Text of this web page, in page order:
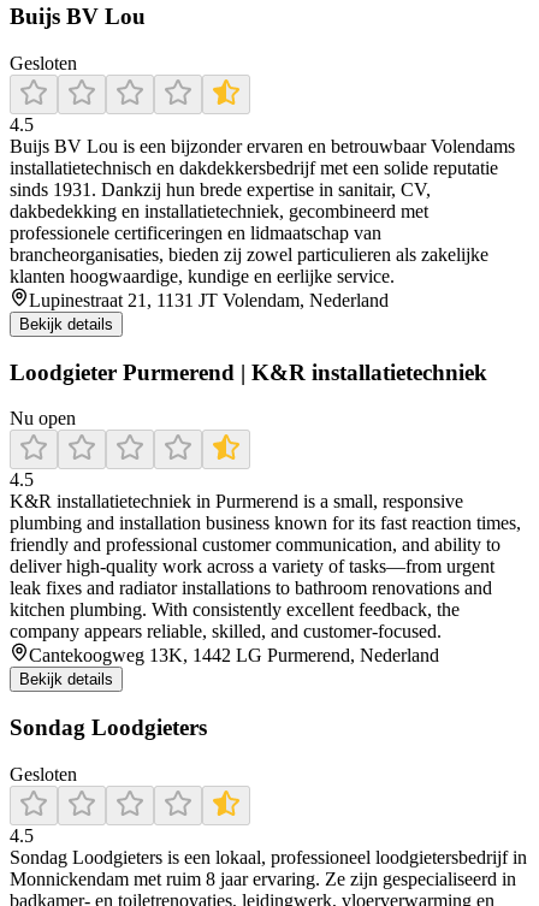
Buijs BV Lou
Gesloten
4.5
Buijs BV Lou is een bijzonder ervaren en betrouwbaar Volendams
installatietechnisch en dakdekkersbedrijf met een solide reputatie
sinds 1931. Dankzij hun brede expertise in sanitair, CV,
dakbedekking en installatietechniek, gecombineerd met
professionele certificeringen en lidmaatschap van
brancheorganisaties, bieden zij zowel particulieren als zakelijke
klanten hoogwaardige, kundige en eerlijke service.
Lupinestraat 21, 1131 JT Volendam, Nederland
Bekijk details
Loodgieter Purmerend | K&R installatietechniek
Nu open
4.5
K&R installatietechniek in Purmerend is a small, responsive
plumbing and installation business known for its fast reaction times,
friendly and professional customer communication, and ability to
deliver high-quality work across a variety of tasks—from urgent
leak fixes and radiator installations to bathroom renovations and
kitchen plumbing. With consistently excellent feedback, the
company appears reliable, skilled, and customer-focused.
Cantekoogweg 13K, 1442 LG Purmerend, Nederland
Bekijk details
Sondag Loodgieters
Gesloten
4.5
Sondag Loodgieters is een lokaal, professioneel loodgietersbedrijf in
Monnickendam met ruim 8 jaar ervaring. Ze zijn gespecialiseerd in
badkamer- en toiletrenovaties, leidingwerk, vloerverwarming en